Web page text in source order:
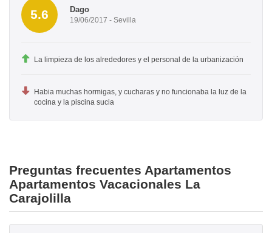
5.6 Dago
19/06/2017 - Sevilla
La limpieza de los alrededores y el personal de la urbanización
Habia muchas hormigas, y cucharas y no funcionaba la luz de la
cocina y la piscina sucia
Preguntas frecuentes Apartamentos
Apartamentos Vacacionales La
Carajolilla